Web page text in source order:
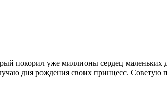
покорил уже миллионы сердец
дня рождения своих принцесс. Советую